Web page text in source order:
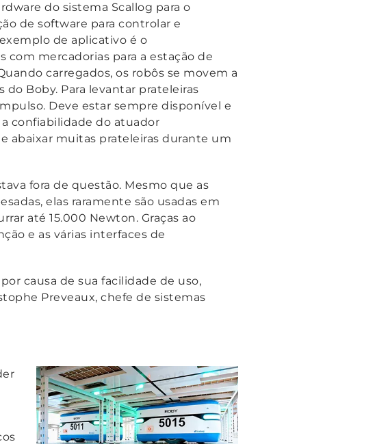
do sistema Scallog para o
de software para controlar e
de aplicativo é o
mercadorias para a estação de
carregados, os robôs se movem a
Boby. Para levantar prateleiras
Deve estar sempre disponível e
confiabilidade do atuador
abaixar muitas prateleiras durante um
fora de questão. Mesmo que as
elas raramente são usadas em
até 15.000 Newton. Graças ao
e as várias interfaces de
causa de sua facilidade de uso,
Preveaux, chefe de sistemas